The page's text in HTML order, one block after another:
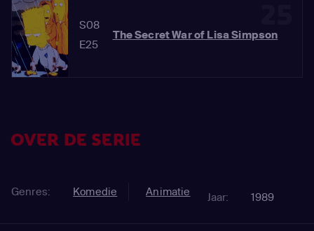
S08
E25
The Secret War of Lisa Simpson
OVER DE SERIE
Genres: Komedie Animatie Jaar: 1989